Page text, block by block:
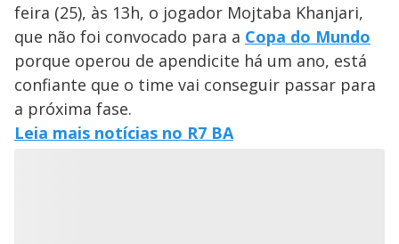
feira (25), às 13h, o jogador Mojtaba Khanjari,
que não foi convocado para a Copa do Mundo
porque operou de apendicite há um ano, está
confiante que o time vai conseguir passar para
a próxima fase.
Leia mais notícias no R7 BA